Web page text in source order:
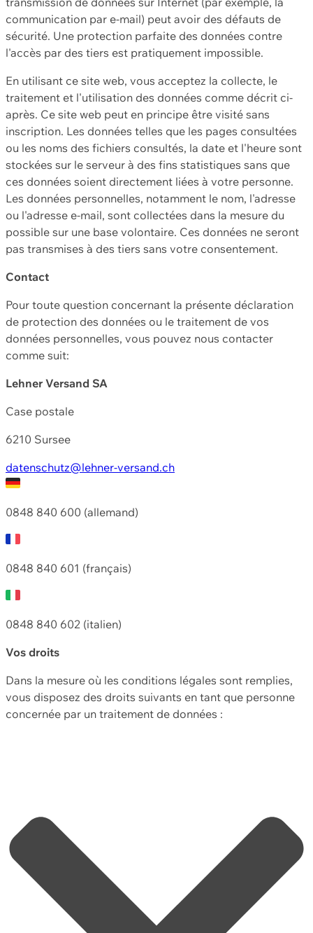
communication par e-mail) peut avoir des défauts de
sécurité. Une protection parfaite des données contre
l'accès par des tiers est pratiquement impossible.
En utilisant ce site web, vous acceptez la collecte, le
traitement et l'utilisation des données comme décrit ci-
après. Ce site web peut en principe être visité sans
inscription. Les données telles que les pages consultées
ou les noms des fichiers consultés, la date et l'heure sont
stockées sur le serveur à des fins statistiques sans que
ces données soient directement liées à votre personne.
Les données personnelles, notamment le nom, l'adresse
ou l'adresse e-mail, sont collectées dans la mesure du
possible sur une base volontaire. Ces données ne seront
pas transmises à des tiers sans votre consentement.
Contact
Pour toute question concernant la présente déclaration
de protection des données ou le traitement de vos
données personnelles, vous pouvez nous contacter
comme suit:
Lehner Versand SA
Case postale
6210 Sursee
datenschutz@lehner-versand.ch
0848 840 600 (allemand)
0848 840 601 (français)
0848 840 602 (italien)
Vos droits
Dans la mesure où les conditions légales sont remplies,
vous disposez des droits suivants en tant que personne
concernée par un traitement de données :